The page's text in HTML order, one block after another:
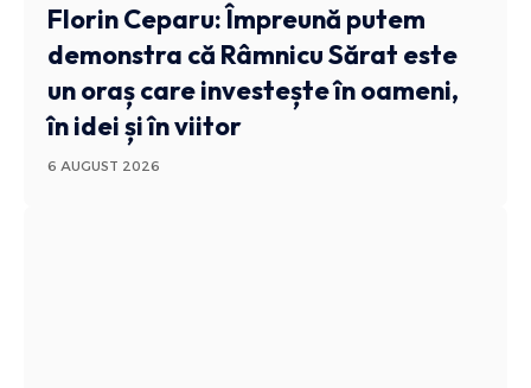
Florin Ceparu: Împreună putem
demonstra că Râmnicu Sărat este
un oraș care investește în oameni,
în idei și în viitor
6 AUGUST 2026